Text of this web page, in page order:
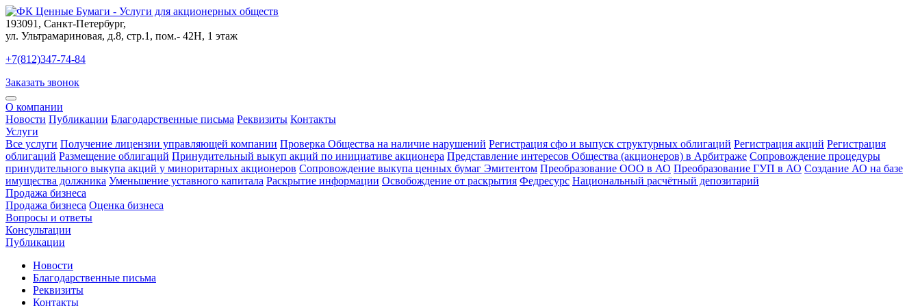
193091 , Санкт-Петербург,
ул. Ультрамариновая, д.8, стр.1, пом.- 42Н, 1 этаж
+7(812)347-74-84
Заказать звонок
О компании
Новости Публикации Благодарственные письма Реквизиты Контакты
Услуги
Все услуги Получение лицензии управляющей компании Проверка Общества на наличие нарушений Регистрация сфо и выпуск структурных облигаций Регистрация акций Регистрация
облигаций Размещение облигаций Принудительный выкуп акций по инициативе акционера Представление интересов Общества (акционеров) в Арбитраже Сопровождение процедуры
принудительного выкупа акций у миноритарных акционеров Сопровождение выкупа ценных бумаг Эмитентом Преобразование ООО в АО Преобразование ГУП в АО Создание АО на базе
имущества должника Уменьшение уставного капитала Раскрытие информации Освобождение от раскрытия Федресурс Национальный расчётный депозитарий
Продажа бизнеса
Продажа бизнеса Оценка бизнеса
Вопросы и ответы
Консультации
Публикации
Новости
Благодарственные письма
Реквизиты
Контакты